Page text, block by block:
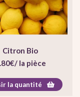
Citron Bio
€/ la pièce
la quantité